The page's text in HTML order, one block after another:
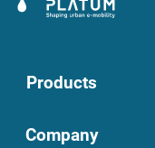
Products
Company